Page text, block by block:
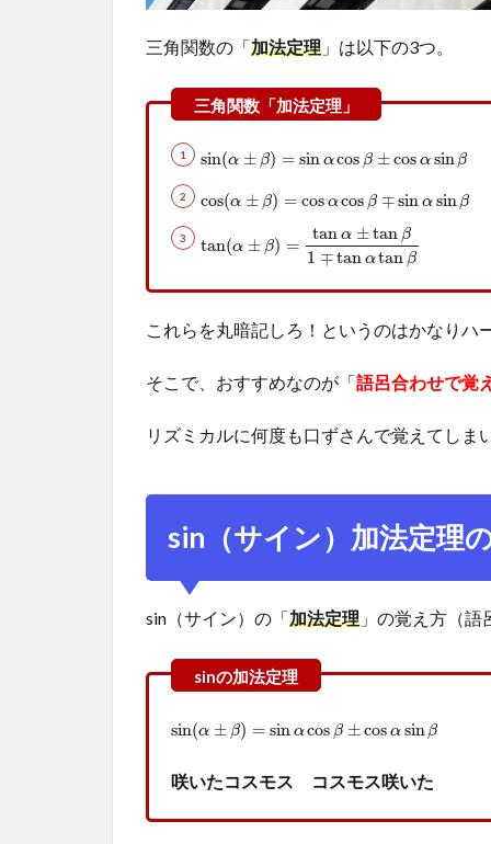
sin75°
を加
理を
用い
て求
め
よ。
2.2
題2】
sin15°
を加
理を
て求
3
サイ
ン）加
の覚え
呂合わ
【例
三角関数の「加法定理 」は以下の3つ。
sin(α ± β) = sin αcos β ±cos α sin β
sin(α±β )=sinαcosβ±cos αsinβ
cos(α ± β) = cos αcos β ∓sin α sin β
cos(α ±β )= cosαcosβ∓sin αsinβ
tan(α ± β) =
tan α ±tan β
1 ∓tan αtan β
tan(α±β )=tan α±tanβ1∓tanαtan
これらを丸暗記しろ！というのはかなりハ
そこで、おすすめなのが「語呂合わせで覚
リズミカルに何度も口ずさんで覚えてしま
sin（サイン）加法定理
sin（サイン）の「加法定理 」の覚え方（
sin(α ± β) = sin αcos β ±cos α sin β
sin(α±β )=sinαcosβ±cos αsinβ
咲いたコスモス コスモス咲いた